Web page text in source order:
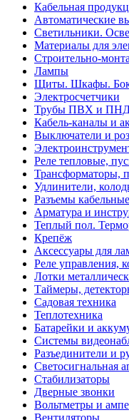
Кабельная
Автоматические
Светильники.
Материалы для
Строительно-
Лампы
Щиты. Шкафы.
Электросчетчики
Трубы ПВХ и ПНД.
Кабель-каналы и
Выключатели и
Реле тепловые,
Трансформаторы,
Удлинители,
Разъемы кабельные
Арматура и
Теплый пол.
Крепёж
Аксессуары для
Реле управления,
Лотки
Таймеры,
Садовая техника
Теплотехника
Батарейки и
Системы
Разъединители и
Светосигнальная
Стабилизаторы
Дверные звонки
Вольтметры и
Вентиляторы